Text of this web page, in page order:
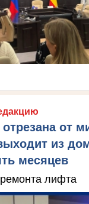
отрезана от
из
месяцев
лифта